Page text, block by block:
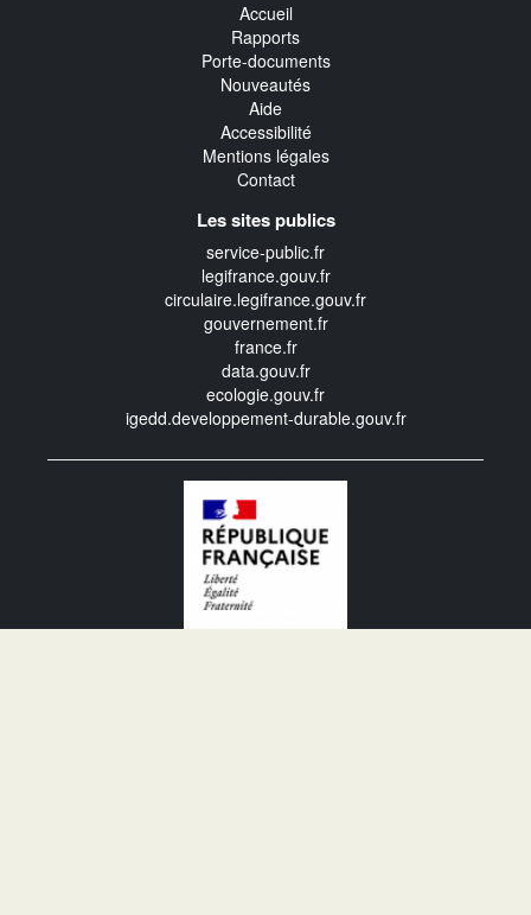
Accueil
Rapports
Porte-documents
Nouveautés
Aide
Accessibilité
Mentions légales
Contact
Les sites publics
service-public.fr
legifrance.gouv.fr
circulaire.legifrance.gouv.fr
gouvernement.fr
france.fr
data.gouv.fr
ecologie.gouv.fr
igedd.developpement-durable.gouv.fr